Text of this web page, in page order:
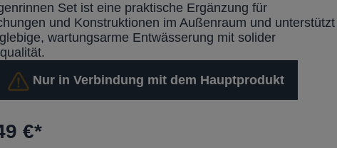
Set ist eine praktische Ergänzung für
und Konstruktionen im Außenraum und unterstützt
wartungsarme Entwässerung mit solider
Nur in Verbindung mit dem Hauptprodukt
€*